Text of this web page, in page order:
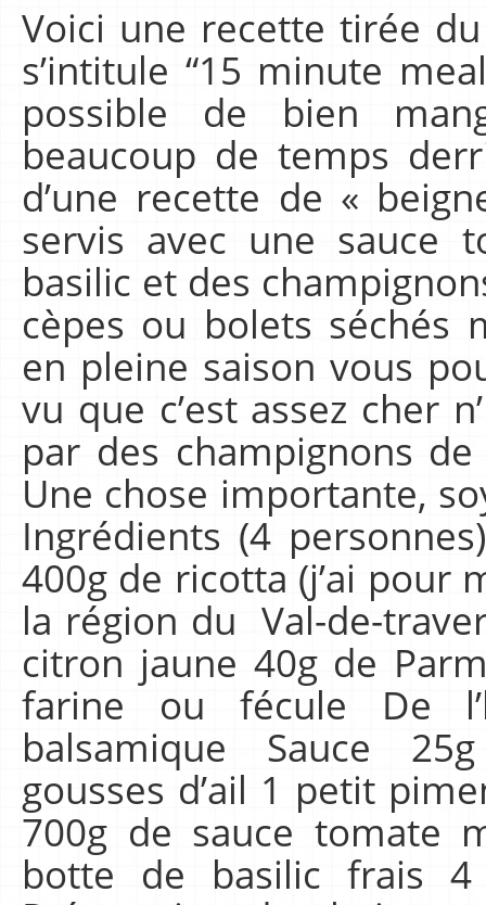
Voici une recette tirée
s’intitule “15 minute
possible de bien
beaucoup de temps
d’une recette de «
servis avec une sauce
basilic et des
cèpes ou bolets séchés
en pleine saison vous
vu que c’est assez cher
par des champignons de
Une chose importante,
Ingrédients (4
400g de ricotta (j’ai pour
la région du Val-de-
citron jaune 40g de
farine ou fécule De
balsamique Sauce
gousses d’ail 1 petit
700g de sauce tomate
botte de basilic frais 4